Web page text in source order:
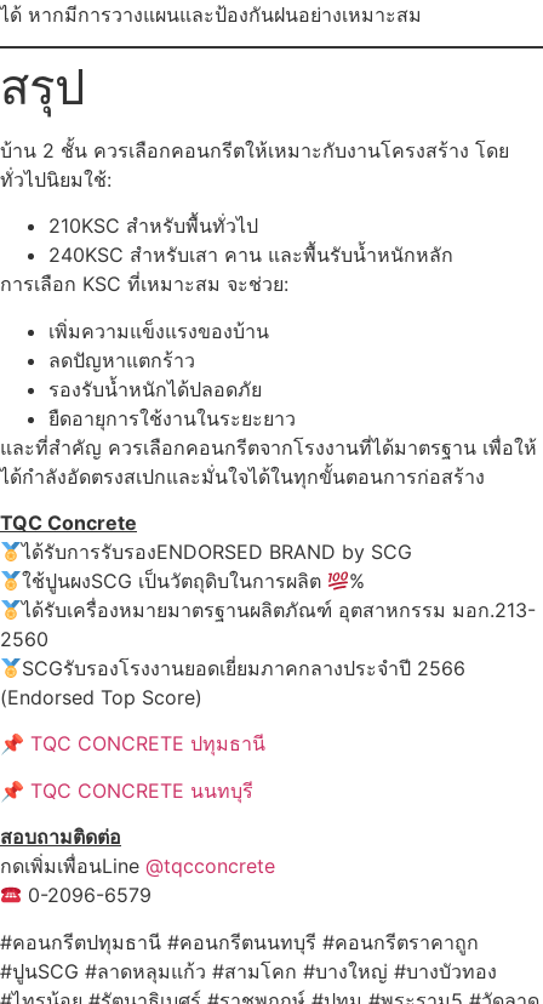
ได้ หากมีการวางแผนและป้องกันฝนอย่างเหมาะสม
สรุป
บ้าน 2 ชั้น ควรเลือกคอนกรีตให้เหมาะกับงานโครงสร้าง โดย
ทั่วไปนิยมใช้:
210KSC สำหรับพื้นทั่วไป
240KSC สำหรับเสา คาน และพื้นรับน้ำหนักหลัก
การเลือก KSC ที่เหมาะสม จะช่วย:
เพิ่มความแข็งแรงของบ้าน
ลดปัญหาแตกร้าว
รองรับน้ำหนักได้ปลอดภัย
ยืดอายุการใช้งานในระยะยาว
และที่สำคัญ ควรเลือกคอนกรีตจากโรงงานที่ได้มาตรฐาน เพื่อให้
ได้กำลังอัดตรงสเปกและมั่นใจได้ในทุกขั้นตอนการก่อสร้าง
TQC Concrete
ได้รับการรับรองENDORSED BRAND by SCG
ใช้ปูนผงSCG เป็นวัตถุดิบในการผลิต
%
ได้รับเครื่องหมายมาตรฐานผลิตภัณฑ์ อุตสาหกรรม มอก.213-
2560
SCGรับรองโรงงานยอดเยี่ยมภาคกลางประจำปี 2566
(Endorsed Top Score)
📌 TQC CONCRETE ปทุมธานี
📌 TQC CONCRETE นนทบุรี
สอบถามติดต่อ
กดเพิ่มเพื่อนLine @tqcconcrete
0-2096-6579
#คอนกรีตปทุมธานี #คอนกรีตนนทบุรี #คอนกรีตราคาถูก
#ปูนSCG #ลาดหลุมแก้ว #สามโคก #บางใหญ่ #บางบัวทอง